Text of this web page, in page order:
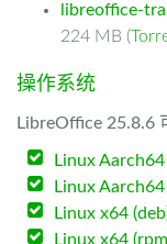
libreoffice-
224 MB (
操作系统
LibreOffice 25.8.6
Linux Aarch64
Linux
Linux x64
Linux x64